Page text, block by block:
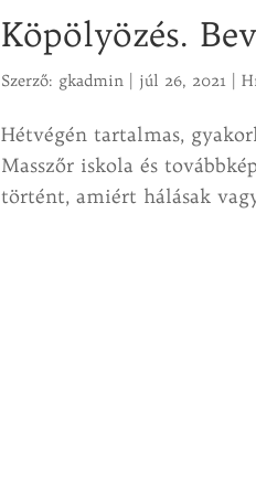
Köpölyözés.
Szerző: gkadmin júl 26, 2021 |
Hétvégén tartalmas,
Masszőr iskola és
történt, amiért hálásak